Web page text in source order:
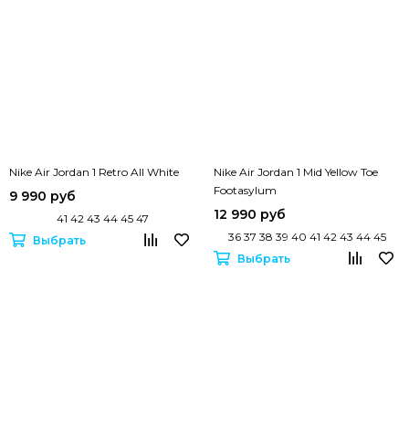
Nike Air Jordan 1 Retro All White
9 990 руб
41 42 43 44 45 47
Выбрать
Nike Air Jordan 1 Mid Yellow Toe
Footasylum
12 990 руб
36 37 38 39 40 41 42 43 44 45
Выбрать